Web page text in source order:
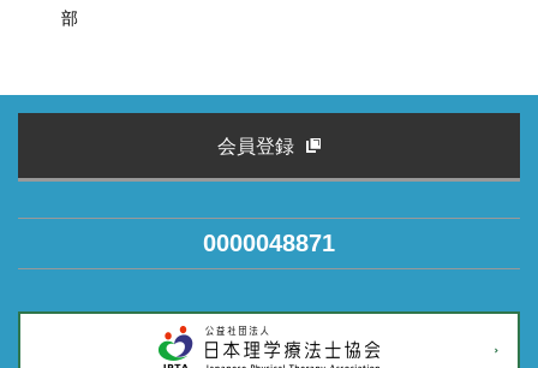
部
会員登録
0000048871